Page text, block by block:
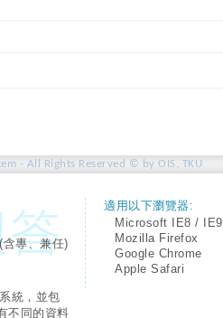
- All Rights Reserved © by OIS, TKU
專、兼任)
統，並包
不同的資料
適用以下瀏覽器:
Microsoft IE8 / IE9
Mozilla Firefox
Google Chrome
Apple Safari